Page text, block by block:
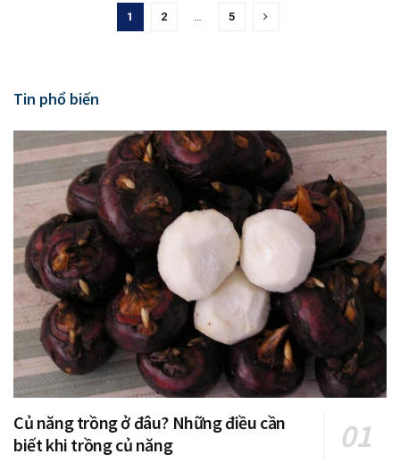
1 2 … 5
Tin phổ biến
Củ năng trồng ở đâu? Những điều cần
biết khi trồng củ năng